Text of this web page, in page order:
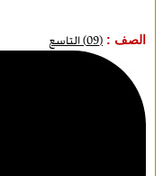
الصف : (09) التاسع